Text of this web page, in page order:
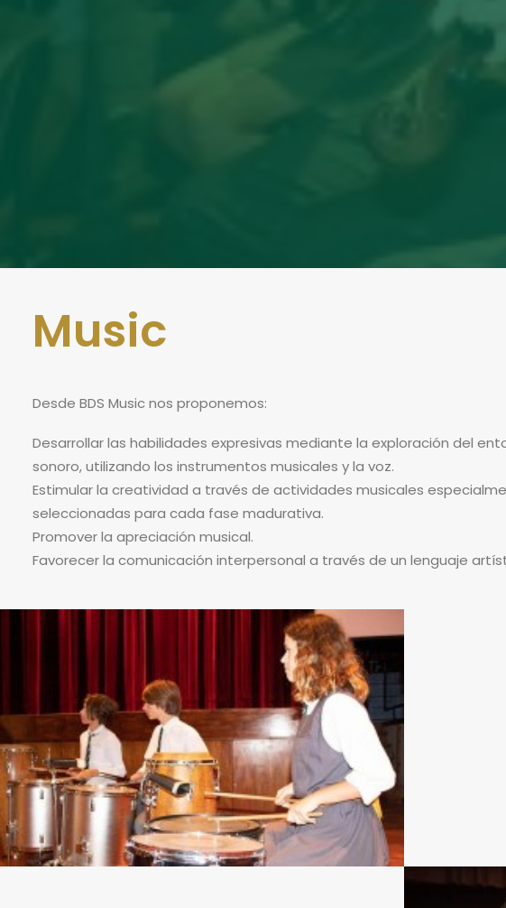
Music
Desde BDS Music nos proponemos:
Desarrollar las habilidades expresivas mediante la exploración del
sonoro, utilizando los instrumentos musicales y la voz.
Estimular la creatividad a través de actividades musicales
seleccionadas para cada fase madurativa.
Promover la apreciación musical.
Favorecer la comunicación interpersonal a través de un lenguaje